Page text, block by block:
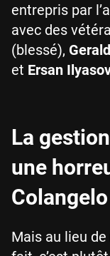
entrepris par
avec des
(blessé),
et Ersan
La
une
Colangelo
Mais au lieu de